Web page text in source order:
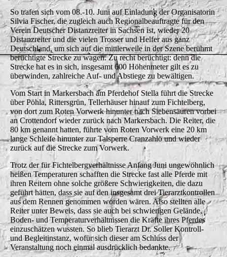
So trafen sich vom 08.-10. Juni auf Einladung der Organisatorin
Silvia Fischer, die zugleich auch Regionalbeauftragte für den
Verein Deutscher Distanzreiter in Sachsen ist, wieder 20
Distanzreiter und die vielen Trosser und Helfer aus ganz
Deutschland, um sich auf die mittlerweile in der Szene berühmt
berüchtigte Strecke zu wagen. Zu recht berüchtigt: denn die
Strecke hat es in sich, insgesamt 600 Höhenmeter gilt es zu
überwinden, zahlreiche Auf- und Abstiege zu bewältigen.
Vom Start in Markersbach am Pferdehof Stella führt die Strecke
über Pöhla, Rittersgrün, Tellerhäuser hinauf zum Fichtelberg,
von dort zum Roten Vorwerk hinunter nach Siebensäuren vorbei
an Crottendorf wieder zurück nach Markersbach. Die Reiter, die
80 km genannt hatten, führte vom Roten Vorwerk eine 20 km
lange Schleife hinunter zur Talsperre Cranzahlö und wieder
zurück auf die Strecke zum Vorwerk.
Trotz der für Fichtelbergverhältnisse Anfang Juni ungewöhnlich
heißen Temperaturen schafften die Strecke fast alle Pferde mit
ihren Reitern ohne solche größere Schwierigkeiten, die dazu
geführt hätten, dass sie auf den insgesamt drei Tierarztkontrollen
aus dem Rennen genommen worden wären. Also stellten alle
Reiter unter Beweis, dass sie auch bei schwierigen Gelände,
Boden- und Temperaturverhältnissen die Kräfte ihres Pferdes
einzuschätzen wussten. So blieb Tierarzt Dr. Soller Kontroll-
und Begleitinstanz, wofür sich dieser am Schluss der
Veranstaltung noch einmal ausdrücklich bedankte.